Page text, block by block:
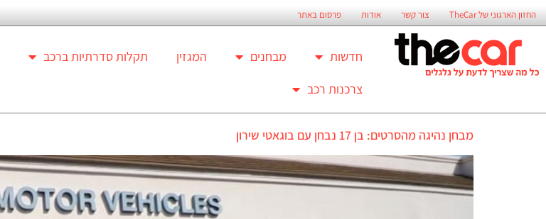
החזון הארגוני של TheCar צור קשר אודות פרסום באתר
חדשות מבחנים המגזין תקלות סדרתיות ברכב
צרכנות רכב
מבחן נהיגה מהסרטים: בן 17 נבחן עם בוגאטי שירון